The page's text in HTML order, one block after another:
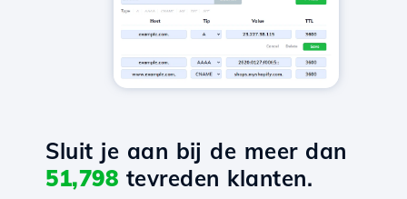
Sluit je aan bij de meer dan
51,798 tevreden klanten.